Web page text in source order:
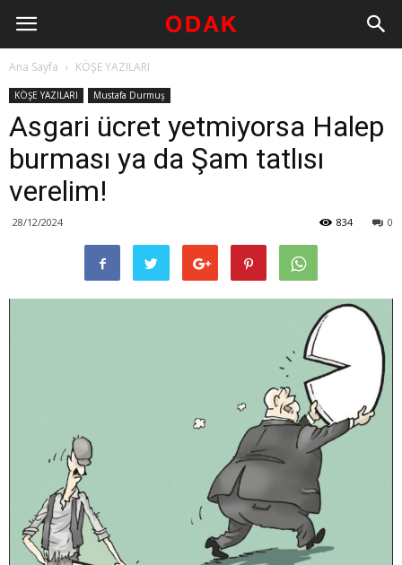
Ana Sayfa KÖŞE YAZILARI
KÖŞE YAZILARI Mustafa Durmuş
Asgari ücret yetmiyorsa Halep
burması ya da Şam tatlısı
verelim!
28/12/2024 0
834